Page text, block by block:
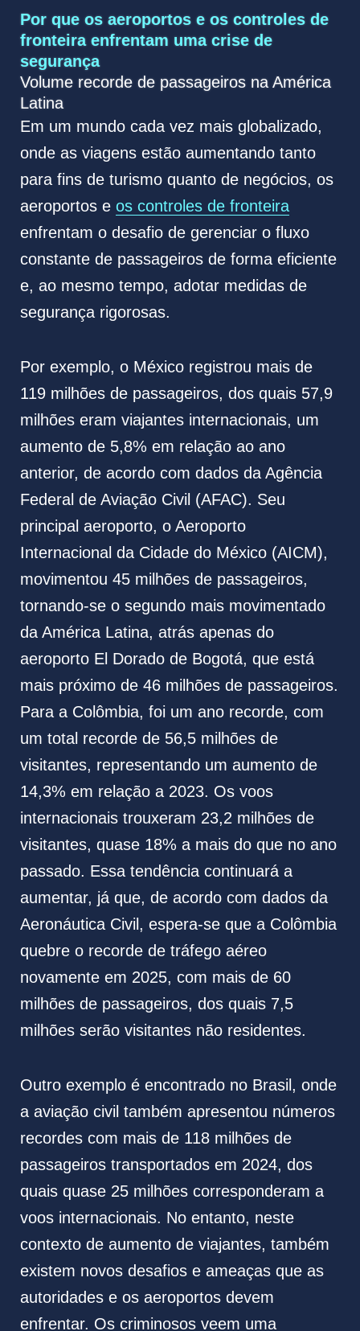
Por que os aeroportos e os controles de
fronteira enfrentam uma crise de
segurança
Volume recorde de passageiros na América
Latina
Em um mundo cada vez mais globalizado,
onde as viagens estão aumentando tanto
para fins de turismo quanto de negócios, os
aeroportos e os controles de fronteira
enfrentam o desafio de gerenciar o fluxo
constante de passageiros de forma eficiente
e, ao mesmo tempo, adotar medidas de
segurança rigorosas.
Por exemplo, o México registrou mais de
119 milhões de passageiros, dos quais 57,9
milhões eram viajantes internacionais, um
aumento de 5,8% em relação ao ano
anterior, de acordo com dados da Agência
Federal de Aviação Civil (AFAC). Seu
principal aeroporto, o Aeroporto
Internacional da Cidade do México (AICM),
movimentou 45 milhões de passageiros,
tornando-se o segundo mais movimentado
da América Latina, atrás apenas do
aeroporto El Dorado de Bogotá, que está
mais próximo de 46 milhões de passageiros.
Para a Colômbia, foi um ano recorde, com
um total recorde de 56,5 milhões de
visitantes, representando um aumento de
14,3% em relação a 2023. Os voos
internacionais trouxeram 23,2 milhões de
visitantes, quase 18% a mais do que no ano
passado. Essa tendência continuará a
aumentar, já que, de acordo com dados da
Aeronáutica Civil, espera-se que a Colômbia
quebre o recorde de tráfego aéreo
novamente em 2025, com mais de 60
milhões de passageiros, dos quais 7,5
milhões serão visitantes não residentes.
Outro exemplo é encontrado no Brasil, onde
a aviação civil também apresentou números
recordes com mais de 118 milhões de
passageiros transportados em 2024, dos
quais quase 25 milhões corresponderam a
voos internacionais. No entanto, neste
contexto de aumento de viajantes, também
existem novos desafios e ameaças que as
autoridades e os aeroportos devem
enfrentar. Os criminosos veem uma